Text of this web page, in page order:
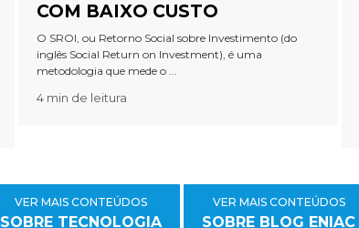
COM BAIXO CUSTO
O SROI, ou Retorno Social sobre Investimento (do
inglês Social Return on Investment), é uma
metodologia que mede o ...
4 min de leitura
VER MAIS CONTEÚDOS
SOBRE TECNOLOGIA
VER MAIS CONTEÚDOS
SOBRE BLOG ENIAC